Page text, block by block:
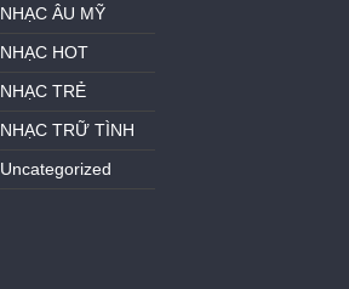
NHẠC ÂU MỸ
NHẠC HOT
NHẠC TRẺ
NHẠC TRỮ TÌNH
Uncategorized